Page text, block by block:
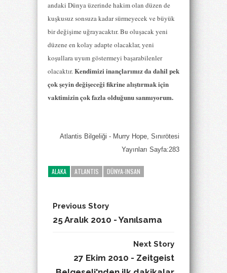
andaki Dünya üzerinde hakim olan düzen de
kuşkusuz sonsuza kadar sürmeyecek ve büyük
bir değişime uğrayacaktır. Bu oluşacak yeni
düzene en kolay adapte olacaklar, yeni
koşullara uyum göstermeyi başarabilenler
olacaktır.Kendimizi inançlarımız da dahil pek
çok şeyin değişeceği fikrine alıştırmak için
vaktimizin çok fazla olduğunu sanmıyorum.
Atlantis Bilgeliği - Murry Hope, Sınırötesi
Yayınları Sayfa:283
ALAKA ATLANTIS DÜNYA-INSAN
Previous Story
25 Aralık 2010 - Yanılsama
Next Story
27 Ekim 2010 - Zeitgeist